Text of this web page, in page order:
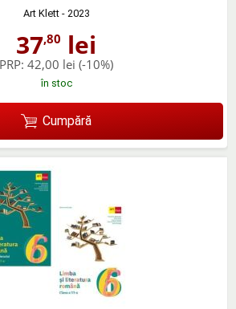
Art Klett- 2023
37,80 lei
PRP: 42,00 lei (-10%)
în stoc
Cumpără